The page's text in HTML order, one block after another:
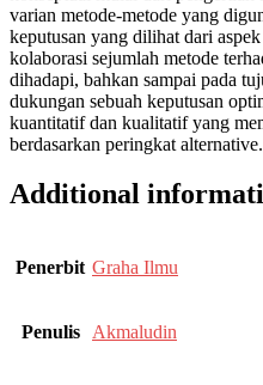
varian metode-metode yang
keputusan yang dilihat dari
kolaborasi sejumlah metode
dihadapi, bahkan sampai pada
dukungan sebuah keputusan
kuantitatif dan kualitatif yang
berdasarkan peringkat alternative.
Additional
Penerbit Graha Ilmu
Penulis Akmaludin